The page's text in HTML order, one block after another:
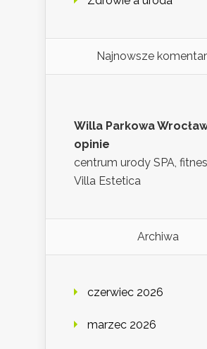
Najnowsze
Willa Parkowa
opinie
centrum urody SPA,
Villa Estetica
Archiwa
czerwiec 2026
marzec 2026